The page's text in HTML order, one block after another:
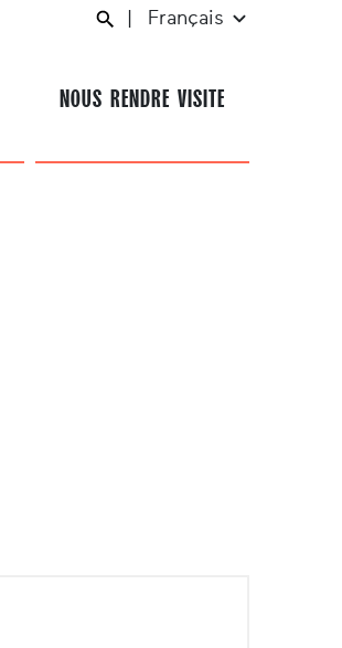
Français
NOUS RENDRE VISITE